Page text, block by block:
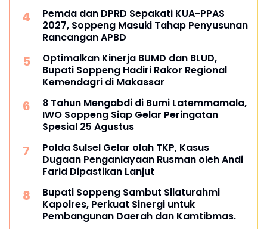
Pemda dan DPRD Sepakati KUA-PPAS
2027, Soppeng Masuki Tahap Penyusunan
Rancangan APBD
Optimalkan Kinerja BUMD dan BLUD,
Bupati Soppeng Hadiri Rakor Regional
Kemendagri di Makassar
8 Tahun Mengabdi di Bumi Latemmamala,
IWO Soppeng Siap Gelar Peringatan
Spesial 25 Agustus
Polda Sulsel Gelar olah TKP, Kasus
Dugaan Penganiayaan Rusman oleh Andi
Farid Dipastikan Lanjut
Bupati Soppeng Sambut Silaturahmi
Kapolres, Perkuat Sinergi untuk
Pembangunan Daerah dan Kamtibmas.